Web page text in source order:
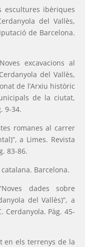
escultures ibèriques
del Vallès,
de Barcelona.
excavacions al
del Vallès,
de l’Arxiu històric
de la ciutat,
9-34.
romanes al carrer
a Limes. Revista
83-86.
Barcelona.
dades sobre
del Vallès)”, a
Cerdanyola. Pàg. 45-
en els terrenys de la